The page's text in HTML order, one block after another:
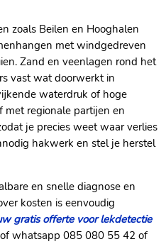
zoals Beilen en Hooghalen
met windgedreven
Zand en veenlagen rond het
vast wat doorwerkt in
waterdruk of hoge
regionale partijen en
je precies weet waar verlies
hakwerk en stel je herstel
en snelle diagnose en
kosten is eenvoudig
gratis offerte voor lekdetectie
whatsapp 085 080 55 42 of